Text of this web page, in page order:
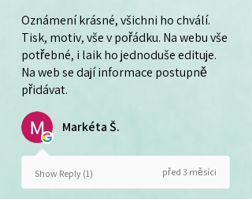
Oznámení krásné, všichni ho chválí.
Tisk, motiv, vše v pořádku. Na webu vše
potřebné, i laik ho jednoduše edituje.
Na web se dají informace postupně
přidávat.
Markéta Š.
Show Reply (1) před 3 měsíci